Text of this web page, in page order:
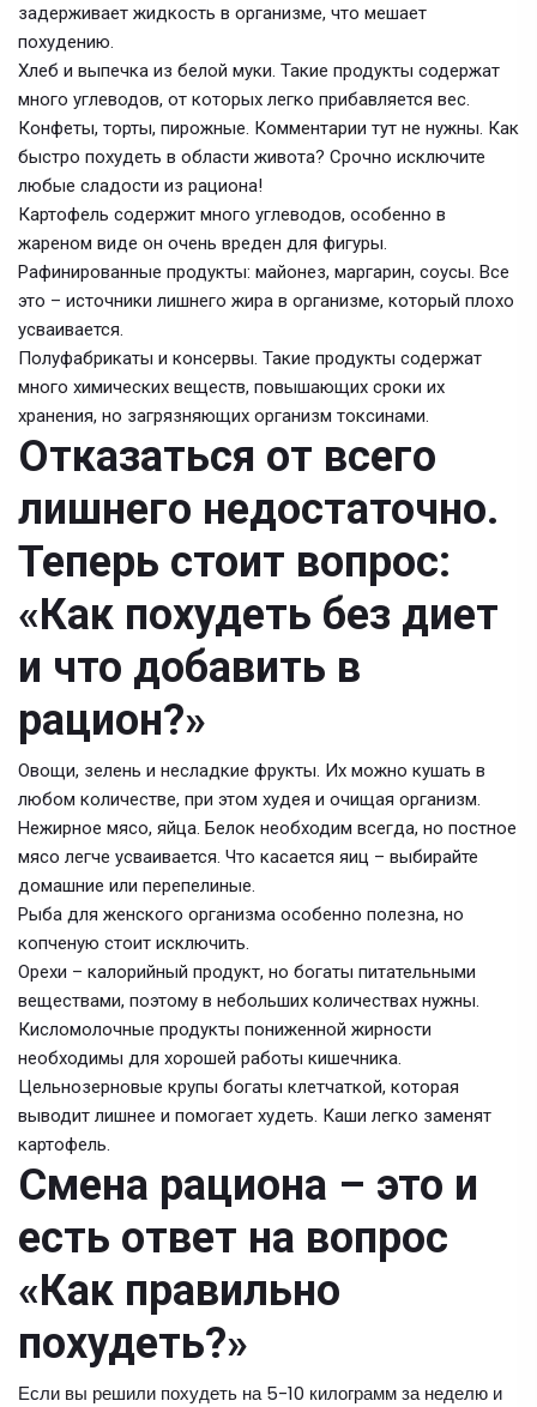
задерживает жидкость в организме, что мешает
похудению.
Хлеб и выпечка из белой муки. Такие продукты содержат
много углеводов, от которых легко прибавляется вес.
Конфеты, торты, пирожные. Комментарии тут не нужны. Как
быстро похудеть в области живота? Срочно исключите
любые сладости из рациона!
Картофель содержит много углеводов, особенно в
жареном виде он очень вреден для фигуры.
Рафинированные продукты: майонез, маргарин, соусы. Все
это – источники лишнего жира в организме, который плохо
усваивается.
Полуфабрикаты и консервы. Такие продукты содержат
много химических веществ, повышающих сроки их
хранения, но загрязняющих организм токсинами.
Отказаться от всего
лишнего недостаточно.
Теперь стоит вопрос:
«Как похудеть без диет
и что добавить в
рацион?»
Овощи, зелень и несладкие фрукты. Их можно кушать в
любом количестве, при этом худея и очищая организм.
Нежирное мясо, яйца. Белок необходим всегда, но постное
мясо легче усваивается. Что касается яиц – выбирайте
домашние или перепелиные.
Рыба для женского организма особенно полезна, но
копченую стоит исключить.
Орехи – калорийный продукт, но богаты питательными
веществами, поэтому в небольших количествах нужны.
Кисломолочные продукты пониженной жирности
необходимы для хорошей работы кишечника.
Цельнозерновые крупы богаты клетчаткой, которая
выводит лишнее и помогает худеть. Каши легко заменят
картофель.
Смена рациона – это и
есть ответ на вопрос
«Как правильно
похудеть?»
Если вы решили похудеть на 5-10 килограмм за неделю и